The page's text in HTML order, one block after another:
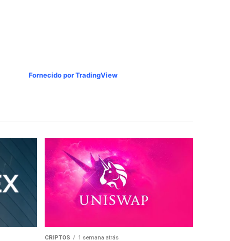
Fornecido por TradingView
CRIPTOS 1 semana atrás